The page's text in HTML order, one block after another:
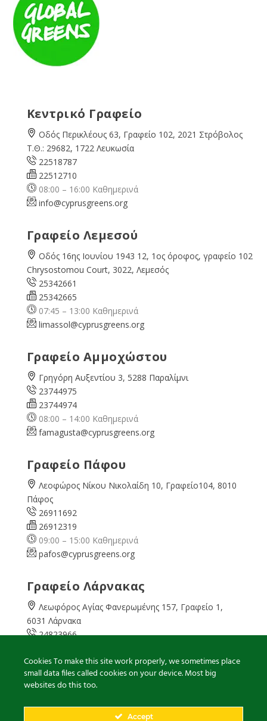
Κεντρικό Γραφείο
Οδός Περικλέους 63, Γραφείο 102, 2021 Στρόβολος
Τ.Θ.: 29682, 1722 Λευκωσία
22518787
22512710
08:00 – 16:00 Καθημερινά
info@cyprusgreens.org
Γραφείο Λεμεσού
Οδός 16ης Ιουνίου 1943 12, 1ος όροφος, γραφείο 102
Chrysostomou Court, 3022, Λεμεσός
25342661
25342665
07:45 – 13:00 Καθημερινά
limassol@cyprusgreens.org
Γραφείο Αμμοχώστου
Γρηγόρη Αυξεντίου 3, 5288 Παραλίμνι
23744975
23744974
08:00 – 14:00 Καθημερινά
famagusta@cyprusgreens.org
Γραφείο Πάφου
Λεοφώρος Νίκου Νικολαίδη 10, Γραφείο104, 8010
Πάφος
26911692
26912319
09:00 – 15:00 Καθημερινά
pafos@cyprusgreens.org
Γραφείο Λάρνακας
Λεωφόρος Αγίας Φανερωμένης 157, Γραφείο 1,
6031 Λάρνακα
24823966
08:00 – 16:00 Καθημερινά
larnaka@cyprusgreens.org
Cookies To make this site work properly, we sometimes place
small data files called cookies on your device. Most big
websites do this too.
Accept